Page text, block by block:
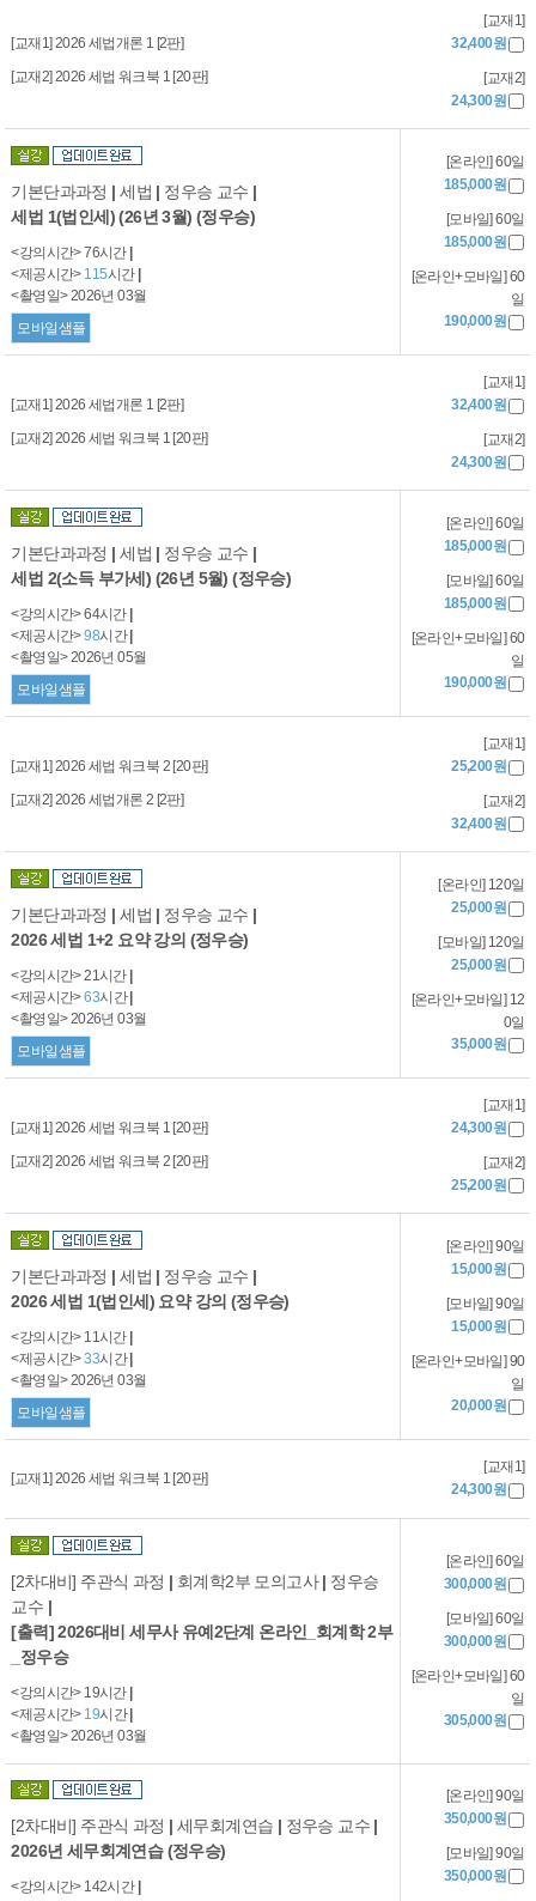
[교재1] 2026 세법개론 1 [2판]
[교재2] 2026 세법 워크북 1 [20판]
[교재1]
32,400원
[교재2]
24,300원
기본단과과정 | 세법 | 정우승 교수 |
세법 1(법인세) (26년 3월) (정우승)
<강의시간> 76시간 |
<제공시간> 115시간 |
<촬영일> 2026년 03월
모바일샘플
[온라인] 60일
185,000원
[모바일] 60일
185,000원
[온라인+모바일] 60
일
190,000원
[교재1] 2026 세법개론 1 [2판]
[교재2] 2026 세법 워크북 1 [20판]
[교재1]
32,400원
[교재2]
24,300원
기본단과과정 | 세법 | 정우승 교수 |
세법 2(소득 부가세) (26년 5월) (정우승)
<강의시간> 64시간 |
<제공시간>98시간|
<촬영일> 2026년 05월
모바일샘플
[온라인] 60일
185,000원
[모바일] 60일
185,000원
[온라인+모바일] 60
일
190,000원
[교재1] 2026 세법 워크북 2 [20판]
[교재2] 2026 세법개론 2 [2판]
[교재1]
25,200원
[교재2]
32,400원
기본단과과정 | 세법 | 정우승 교수 |
2026 세법 1+2 요약 강의 (정우승)
<강의시간> 21시간 |
<제공시간>63시간|
<촬영일> 2026년 03월
모바일샘플
[온라인] 120일
25,000원
[모바일] 120일
25,000원
[온라인+모바일] 12
0일
35,000원
[교재1] 2026 세법 워크북 1 [20판]
[교재2] 2026 세법 워크북 2 [20판]
[교재1]
24,300원
[교재2]
25,200원
기본단과과정 | 세법 | 정우승 교수 |
2026 세법 1(법인세) 요약 강의 (정우승)
<강의시간> 11시간 |
<제공시간>33시간|
<촬영일> 2026년 03월
모바일샘플
[온라인] 90일
15,000원
[모바일] 90일
15,000원
[온라인+모바일] 90
일
20,000원
[교재1] 2026 세법 워크북 1 [20판]
[교재1]
24,300원
[2차대비] 주관식 과정 | 회계학2부 모의고사| 정우승
교수 |
[출력] 2026대비 세무사 유예2단계 온라인_회계학 2부
_정우승
<강의시간> 19시간 |
<제공시간> 19시간|
<촬영일> 2026년 03월
[온라인] 60일
300,000원
[모바일] 60일
300,000원
[온라인+모바일] 60
일
305,000원
[2차대비] 주관식 과정 | 세무회계연습 | 정우승 교수 |
2026년 세무회계연습 (정우승)
<강의시간> 142시간 |
[온라인] 90일
350,000원
[모바일] 90일
350,000원